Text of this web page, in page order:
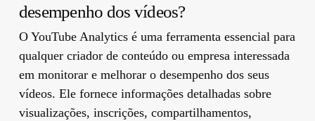
desempenho dos vídeos?
O YouTube Analytics é uma ferramenta essencial para
qualquer criador de conteúdo ou empresa interessada
em monitorar e melhorar o desempenho dos seus
vídeos. Ele fornece informações detalhadas sobre
visualizações, inscrições, compartilhamentos,